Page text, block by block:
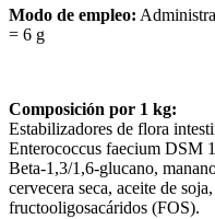
Modo de empleo:
= 6 g
Composición por 1 kg:
Estabilizadores de flora
Enterococcus faecium DSM
Beta-1,3/1,6-glucano,
cervecera seca, aceite de
fructooligosacáridos (FOS).